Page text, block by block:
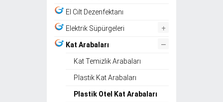
El Cilt Dezenfektanı
Elektrik Süpürgeleri +
Kat Arabaları –
Kat Temizlik Arabaları
Plastik Kat Arabaları
Plastik Otel Kat Arabaları